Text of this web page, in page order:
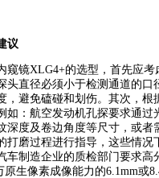
议
窥镜XLG4+的选型，首先应考
头直径必须小于检测通道的口
，避免磕碰和划伤。其次，根
如：航空发动机孔探要求通过
深度及卷边角度等尺寸，或者
打磨过程进行指导，这些情况
车制造企业的质检部门要求高
原生像素成像能力的6.1mm或